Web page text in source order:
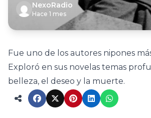
NexoRadio
Hace 1 mes
Fue uno de los autores nipones
Exploró en sus novelas temas
belleza, el deseo y la muerte.